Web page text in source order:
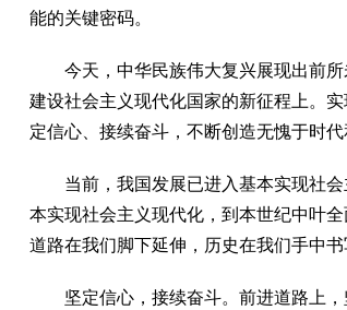
能的关键密码。
今天，中华民族伟大复兴展现出前所
建设社会主义现代化国家的新征程上。
定信心、接续奋斗，不断创造无愧于时代
当前，我国发展已进入基本实现社会
本实现社会主义现代化，到本世纪中叶
道路在我们脚下延伸，历史在我们手中书
坚定信心，接续奋斗。前进道路上，